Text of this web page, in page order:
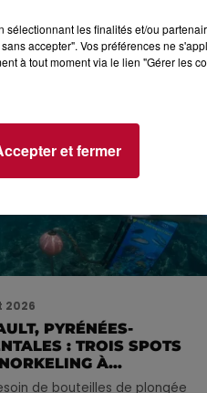
2026
PYRÉNÉES-
: TROIS SPOTS
À
de bouteilles de plongée
sélectionnant les finalités et/ou
accepter". Vos préférences ne
à tout moment via le lien "Gérer les
et fermer